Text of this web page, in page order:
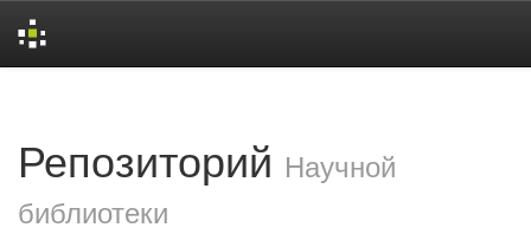
Репозиторий Научной
библиотеки